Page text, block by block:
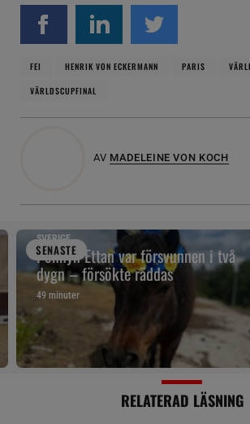
FEI HENRIK VON ECKERMANN PARIS
VÄRLDSCUPFINAL
AV MADELEINE VON KOCH
SENASTE
SVERIGE
Ponnyn Ettan var försvunnen i två
dygn – försökte räddas
49 minuter
RELATERAD LÄSNING